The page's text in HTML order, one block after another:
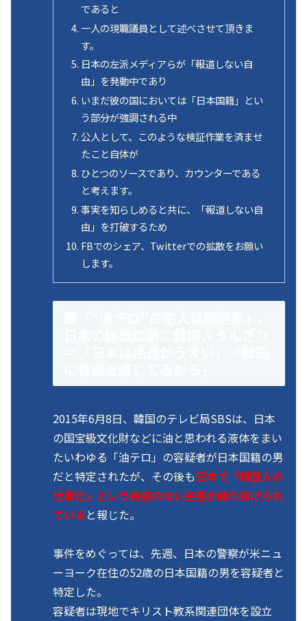
であると
一人の現職議員として述べさせて頂きま
す。
日本の左派メディアらが「報道しない自
由」を発動中であり
いまだ彼の国においては「日本国籍」とい
う部分が強調される中
公人として、このような検証作業を済ませ
たこと自体が
ひとつのソースであり、カウンターである
と考えます。
事実を知らしめると共に、「報道しない自
由」を打破するため
FBでのシェア、Twitterでの拡散をお願い
します。
2015年6月8日、韓国のテレビ局SBSは、日本
の国宝級文化財などに油と思われる液体をまい
たいわゆる「油テロ」の容疑者が日本国籍の男
だと特定されたが、その後も日本で「韓国人の
仕業だ」という根拠のない主張が繰り拡げられ
ている と報じた。
事件をめぐっては、先週、日本の警察が米ニュ
ーヨーク在住の52歳の日本国籍の男を容疑者と
特定した。
容疑者は現地でキリスト教系関連団体を設立